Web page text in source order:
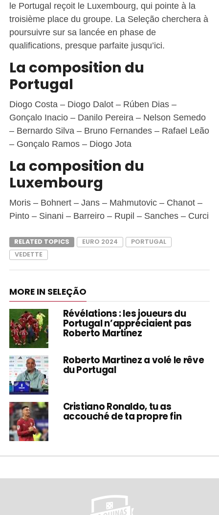
le Portugal reçoit le Luxembourg, qui pointe à la
troisième place du groupe. La Seleção cherchera à
poursuivre sur sa lancée en phase de
qualifications, presque parfaite jusqu’ici.
La composition du
Portugal
Diogo Costa – Diogo Dalot – Rúben Dias –
Gonçalo Inacio – Danilo Pereira – Nelson Semedo
– Bernardo Silva – Bruno Fernandes – Rafael Leão
– Gonçalo Ramos – Diogo Jota
La composition du
Luxembourg
Moris – Bohnert – Jans – Mahmutovic – Chanot –
Pinto – Sinani – Barreiro – Rupil – Sanches – Curci
RELATED TOPICS EURO 2024
PORTUGAL
VEDETTE
MORE IN SELEÇÃO
Révélations : les joueurs du
Portugal n’appréciaient pas
Roberto Martinez
Roberto Martinez a volé le rêve
du Portugal
Cristiano Ronaldo, tu as
accouché de ta propre fin